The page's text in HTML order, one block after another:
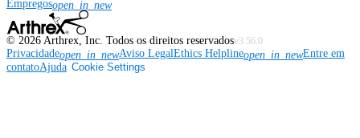
Empregosopen_in_new
© 2026 Arthrex, Inc. Todos os direitos reservadosv3.56.0
Privacidadeopen_in_newAviso LegalEthics Helplineopen_in_newEntre em
contatoAjuda Cookie Settings